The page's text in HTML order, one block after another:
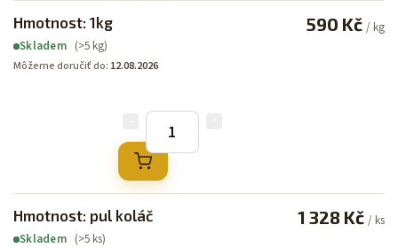
Hmotnost: 1kg
Skladem (>5 kg)
Môžeme doručiť do: 12.08.2026
590 Kč / kg
Hmotnost: pul koláč
Skladem (>5 ks)
1 328 Kč / ks